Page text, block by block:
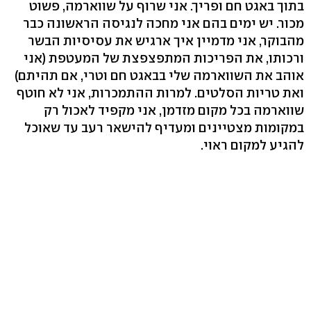
בתוך באגט חם ופריך. אני שרוף על שווארמה, פשוט
מכור. יש ימים בהם אני מחכה לנגיסה הראשונה כבר
מהבוקר, אני מדמיין איך ארגיש את עסיסיות הבשר
ורכותו, את הפריכות המתפצפצת של המעטפת (אני
אוהב את השווארמה שלי בבאגט חם וטרי, אם תהיתם)
ואת טריות הסלטים. למרות ההתמכרות, אני לא חוטף
שווארמה בכל מקום מזדמן, אני מקפיד לאכול רק
במקומות מצטיינים ומעדיף להישאר רעב עד שאוכל
להגיע למקום ראוי.